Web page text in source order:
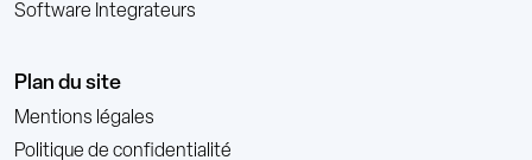
Software Integrateurs
Plan du site
Mentions légales
Politique de confidentialité